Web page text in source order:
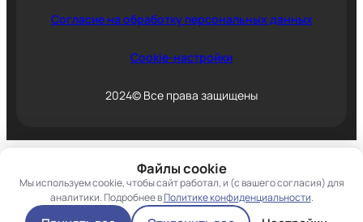
Согласие на обработку персональных данных
Cookie-настройки
2024© Все права защищены
Файлы cookie
Мы используем cookie, чтобы сайт работал, и (с вашего согласия) для
аналитики. Подробнее вПолитике конфиденциальности.